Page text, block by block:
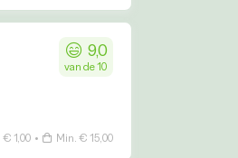
9,0
van de 10
€ 1,00 • Min. € 15,00